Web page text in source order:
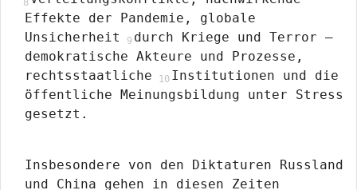
Effekte der Pandemie, globale
Unsicherheit durch Kriege und Terror –
demokratische Akteure und Prozesse,
rechtsstaatliche
Institutionen und die
öffentliche Meinungsbildung unter Stress
gesetzt.
Insbesondere von den Diktaturen Russland
und China gehen in diesen Zeiten